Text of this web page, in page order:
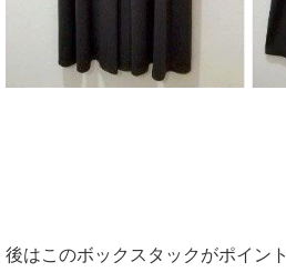
後はこのボックスタックがポイント